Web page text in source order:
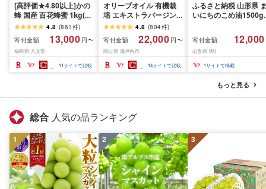
[高評価★4.80以上]かの
蜂 国産 百花蜂蜜 1kg(と
んがり容器500g×2本)養
蜂一筋60年自慢の一品
ハチミツ 非加熱 純粋は
ちみつ ハニー 防災グッ
ズ 常温 保存 備蓄 防災食
非常食 保存食 はちみつ
4.8 (861 件)
寄付金額
13,000 円〜
福岡県 八女市
11サイトで比較
オリーブオイル 有機栽
培 エキストラバージン
オリーブ オイル シング
ル 2本 セット オーガニ
ック 調味料 油 オリーブ
油 食用油 ギフト 人気 サ
ラダ ドレッシング パス
4.8 (804件)
寄付金額
22,000 円〜
岡山県 瀬戸内市
14サイトで比較
ふるさと納税 山形県
いにちのこめ油
寄付金額 12,000
山形県 (県)
1サイトで掲載
もっと見る
総合 人気の品ランキング
1 2 3